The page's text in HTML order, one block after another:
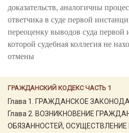
ГРАЖДАНСКИЙ КОДЕКС ЧАСТЬ 1
Глава 1. ГРАЖДАНСКОЕ
Глава 2. ВОЗНИКНОВЕНИЕ
ОБЯЗАННОСТЕЙ,
доказательств, аналогичны
ответчика в суде первой
переоценку выводов суда первой
которой судебная коллегия не
отмены